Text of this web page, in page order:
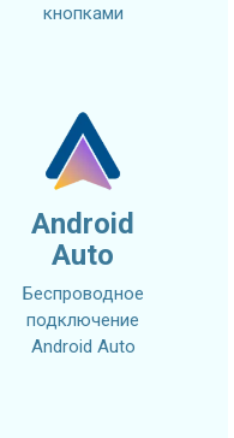
кнопками
Android
Auto
Беспроводное
подключение
Android Auto